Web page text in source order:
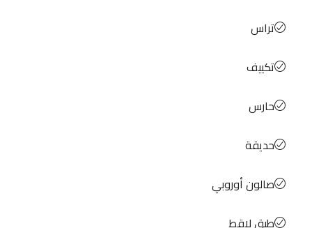
تراس
تكييف
حارس
حديقة
صالون أوروبي
طبق لاقط